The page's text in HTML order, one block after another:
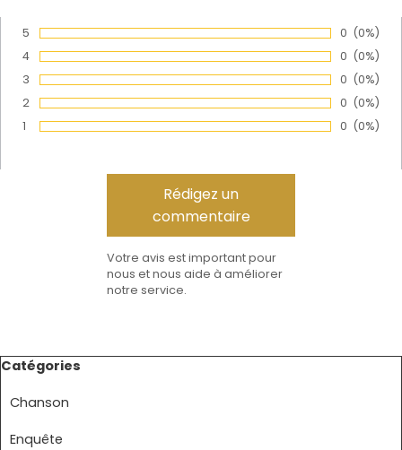
5 Nombre
0 (0%)
4 Nombre
0 (0%)
3 Nombre
0 (0%)
2 Nombre
0 (0%)
1 Nombre
0 (0%)
Votre avis est important pour
nous et nous aide à améliorer
notre service.
Sauter le bloc Catégories
Catégories
Chanson
Enquête